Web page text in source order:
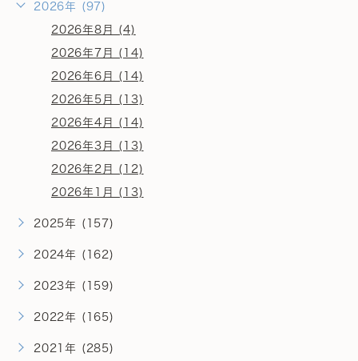
2026年 (97)
2026年8月 (4)
2026年7月 (14)
2026年6月 (14)
2026年5月 (13)
2026年4月 (14)
2026年3月 (13)
2026年2月 (12)
2026年1月 (13)
2025年 (157)
2024年 (162)
2023年 (159)
2022年 (165)
2021年 (285)